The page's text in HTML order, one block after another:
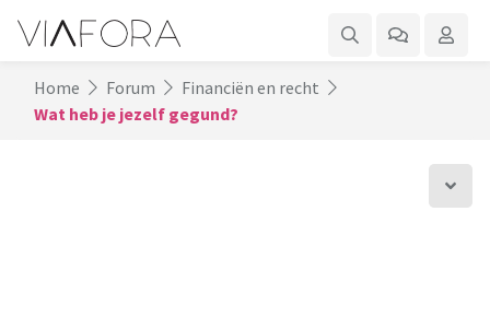
Home Forum
Financiën en recht
Wat heb je jezelf gegund?